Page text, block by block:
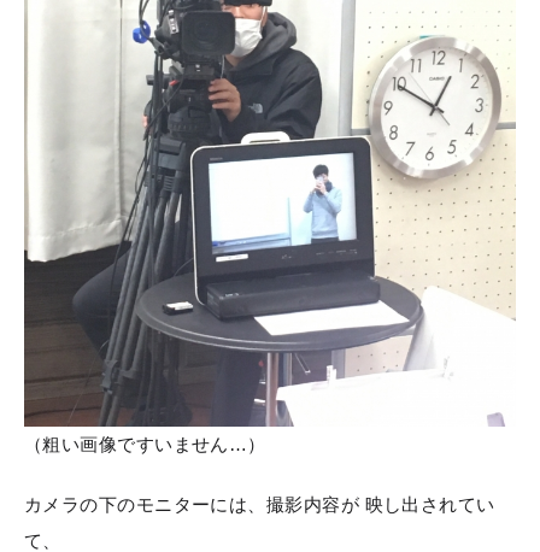
（粗い画像ですいません…）
カメラの下のモニターには、撮影内容が 映し出されてい
て、